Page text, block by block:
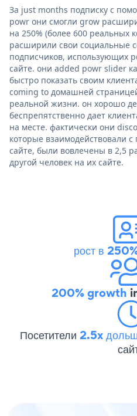
За just months подписку с
powr они смогли grow
на 250% (более 600 реальных
расширили свои социальные
подписчиков, использующих
сайте. они added powr slider
быстро показать своим
coming to домашней
реальной жизни. он хорошо
беспрепятственно дает
на месте. фактически они
которые взаимодействовали
сайте, были вовлечены в 2,5
другой человек на их сайте.
рост в
200% growth
Посетители 2.5x